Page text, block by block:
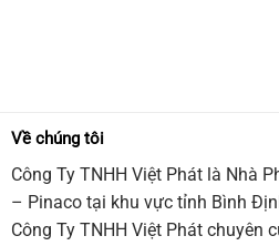
Về chúng tôi
Công Ty TNHH Việt Phát là Nhà
– Pinaco tại khu vực tỉnh Bình
Công Ty TNHH Việt Phát chuyên